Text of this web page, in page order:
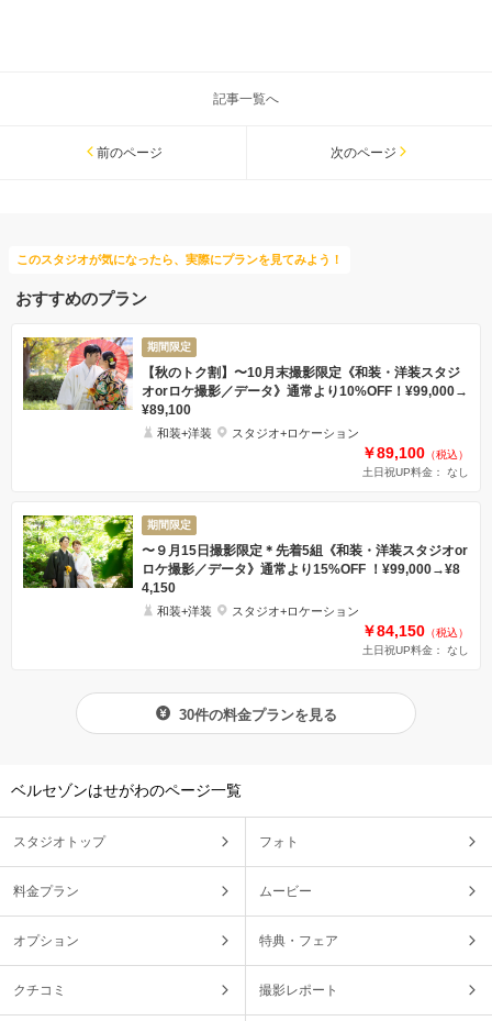
記事一覧へ
前のページ 次のページ
このスタジオが気になったら、実際にプランを見てみよう！
おすすめのプラン
期間限定
【秋のトク割】〜10月末撮影限定《和装・洋装スタジ
オorロケ撮影／データ》通常より10%OFF！¥99,000→
¥89,100
和装+洋装 スタジオ+ロケーション
￥89,100 （税込）
土日祝UP料金： なし
期間限定
〜９月15日撮影限定＊先着5組《和装・洋装スタジオor
ロケ撮影／データ》通常より15%OFF ！¥99,000→¥8
4,150
和装+洋装 スタジオ+ロケーション
￥84,150 （税込）
土日祝UP料金： なし
30件の料金プランを見る
ベルセゾンはせがわのページ一覧
スタジオトップ フォト
料金プラン ムービー
オプション 特典・フェア
クチコミ 撮影レポート